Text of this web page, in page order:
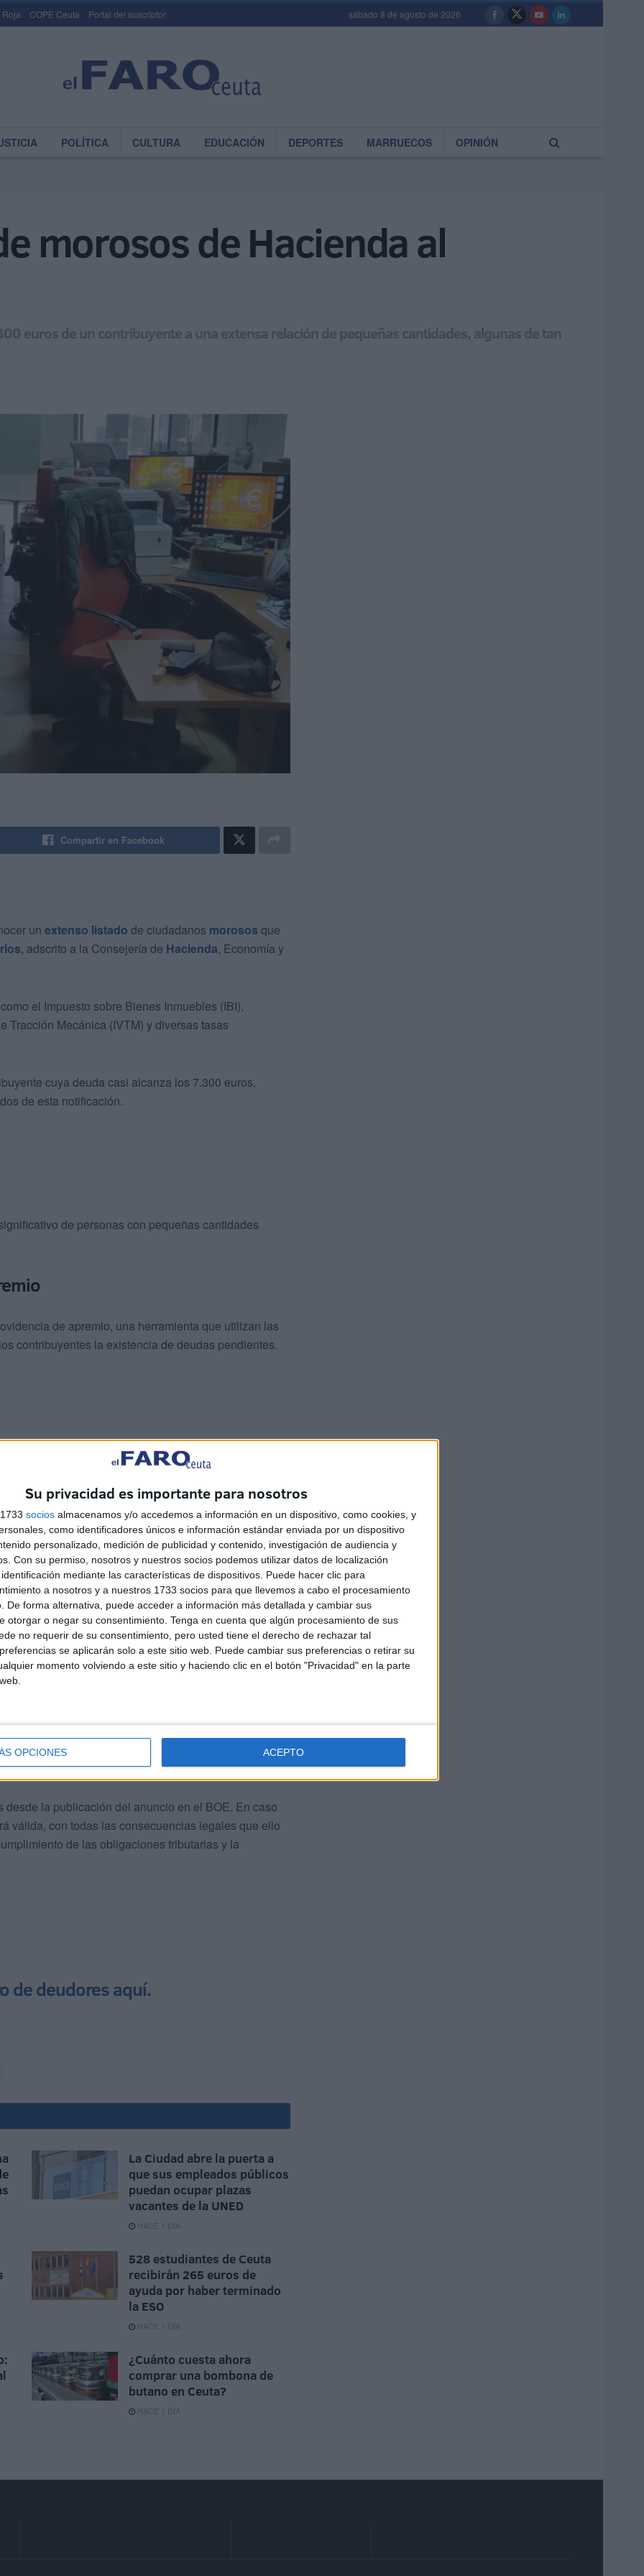
Su privacidad es importante para nosotros
socios almacenamos y/o accedemos a información en un dispositivo, como cookies, y
como identificadores únicos e información estándar enviada por un dispositivo
personalizado, medición de publicidad y contenido, investigación de audiencia y
Con su permiso, nosotros y nuestros socios podemos utilizar datos de localización
mediante las características de dispositivos. Puede hacer clic para
a nosotros y a nuestros 1733 socios para que llevemos a cabo el procesamiento
De forma alternativa, puede acceder a información más detallada y cambiar sus
otorgar o negar su consentimiento. Tenga en cuenta que algún procesamiento de sus
no requerir de su consentimiento, pero usted tiene el derecho de rechazar tal
se aplicarán solo a este sitio web. Puede cambiar sus preferencias o retirar su
momento volviendo a este sitio y haciendo clic en el botón "Privacidad" en la parte
OPCIONES ACEPTO
Roja COPE Ceuta Portal del suscriptor sábado 8 de agosto de 2026
POLÍTICA CULTURA EDUCACIÓN DEPORTES MARRUECOS OPINIÓN
morosos de Hacienda al
euros de un contribuyente a una extensa relación de pequeñas cantidades, algunas de tan
Compartir en Facebook
un extenso listado de ciudadanos morosos que
, adscrito a la Consejería de Hacienda, Economía y
el Impuesto sobre Bienes Inmuebles (IBI),
Tracción Mecánica (IVTM) y diversas tasas
cuya deuda casi alcanza los 7.300 euros,
de esta notificación.
de personas con pequeñas cantidades
de apremio, una herramienta que utilizan las
contribuyentes la existencia de deudas pendientes.
o a sus representantes legales que se
plazo establecido.
efectuarse por otros medios. El BOE advierte que,
notificación se considerará realizada a todos los
plazo.
General Tributaria, el anuncio identifica al
el órgano competente y el lugar donde debe
la publicación del anuncio en el BOE. En caso
válida, con todas las consecuencias legales que ello
de las obligaciones tributarias y la
de deudores aquí.
La Ciudad abre la puerta a
que sus empleados públicos
puedan ocupar plazas
vacantes de la UNED
HACE 1 DÍA
528 estudiantes de Ceuta
recibirán 265 euros de
ayuda por haber terminado
la ESO
HACE 1 DÍA
¿Cuánto cuesta ahora
comprar una bombona de
butano en Ceuta?
HACE 1 DÍA